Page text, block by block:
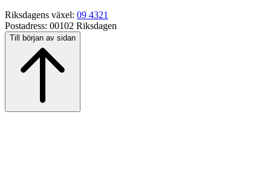
Riksdagens växel: 09 4321
Postadress: 00102 Riksdagen
Till början av sidan